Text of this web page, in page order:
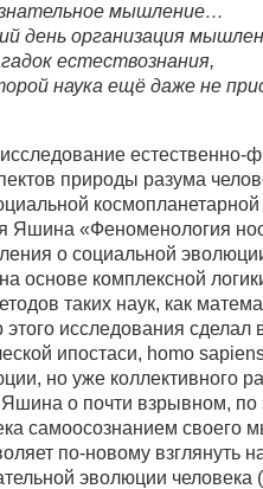
мышление…
день организация
естествознания,
наука ещё даже не
естественно-
природы разума
Яшина «Феноменология
о социальной
основе комплексной
таких наук, как
этого исследования
ипостаси, homo
но уже коллективного
о почти взрывном,
самоосознанием своего
по-новому взглянуть
эволюции человека